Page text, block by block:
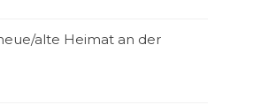
alte Heimat an der